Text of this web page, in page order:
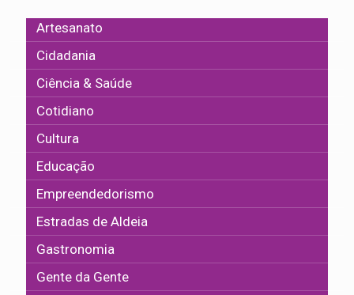
Artesanato
Cidadania
Ciência & Saúde
Cotidiano
Cultura
Educação
Empreendedorismo
Estradas de Aldeia
Gastronomia
Gente da Gente